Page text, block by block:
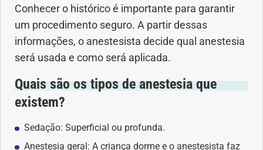
Ortopedia
Picada de Cobra
Problemas de circulação
Problemas Hormonais
Conhecer o histórico é importante para garantir
um procedimento seguro. A partir dessas
informações, o anestesista decide qual anestesia
será usada e como será aplicada.
Quais são os tipos de anestesia que
existem?
Sedação: Superficial ou profunda.
Anestesia geral: A criança dorme e o anestesista faz